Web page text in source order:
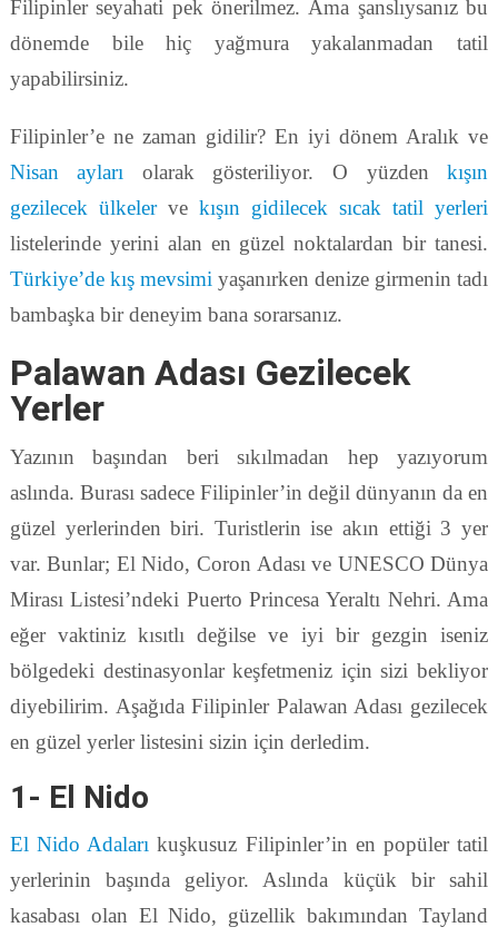
Filipinler seyahati pek önerilmez. Ama şanslıysanız bu
dönemde bile hiç yağmura yakalanmadan tatil
yapabilirsiniz.
Filipinler’e ne zaman gidilir? En iyi dönem Aralık ve
Nisan ayları olarak gösteriliyor. O yüzdenkışın
gezilecek ülkelerve kışın gidilecek sıcak tatil yerleri
listelerinde yerini alan en güzel noktalardan bir tanesi.
Türkiye’de kış mevsimi yaşanırken denize girmenin tadı
bambaşka bir deneyim bana sorarsanız.
Palawan Adası Gezilecek
Yerler
Yazının başından beri sıkılmadan hep yazıyorum
aslında. Burası sadece Filipinler’in değil dünyanın da en
güzel yerlerinden biri. Turistlerin ise akın ettiği 3 yer
var. Bunlar; El Nido, Coron Adası ve UNESCO Dünya
Mirası Listesi’ndeki Puerto Princesa Yeraltı Nehri. Ama
eğer vaktiniz kısıtlı değilse ve iyi bir gezgin iseniz
bölgedeki destinasyonlar keşfetmeniz için sizi bekliyor
diyebilirim. Aşağıda Filipinler Palawan Adası gezilecek
en güzel yerler listesini sizin için derledim.
1- El Nido
El Nido Adaları kuşkusuz Filipinler’in en popüler tatil
yerlerinin başında geliyor. Aslında küçük bir sahil
kasabası olan El Nido, güzellik bakımından Tayland